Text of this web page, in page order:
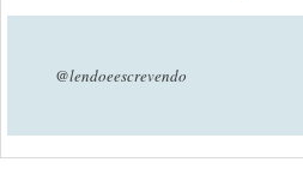
@lendoeescrevendo